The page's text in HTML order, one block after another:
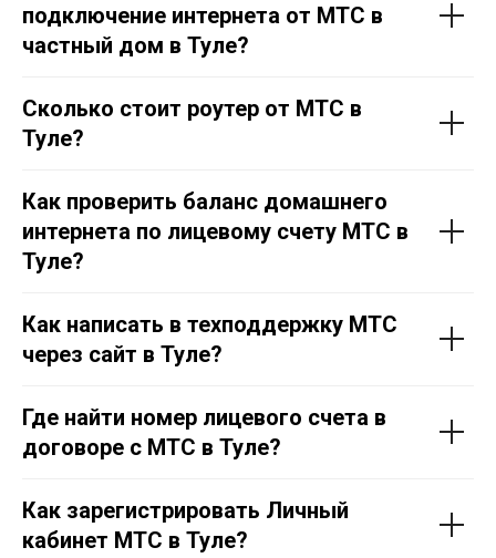
подключение интернета от МТС в
частный дом в Туле?
Сколько стоит роутер от МТС в
Туле?
Как проверить баланс домашнего
интернета по лицевому счету МТС в
Туле?
Как написать в техподдержку МТС
через сайт в Туле?
Где найти номер лицевого счета в
договоре с МТС в Туле?
Как зарегистрировать Личный
кабинет МТС в Туле?